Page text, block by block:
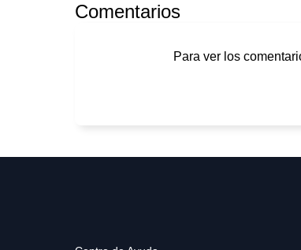
Comentarios
Para ver los